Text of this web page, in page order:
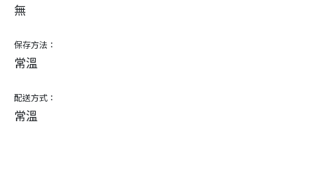
無
保存方法：
常溫
配送方式：
常溫